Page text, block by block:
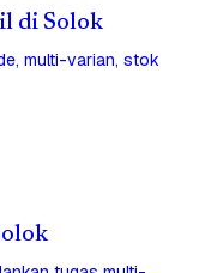
di Solok
multi-varian, stok